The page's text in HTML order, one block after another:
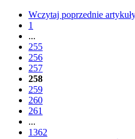
Wczytaj poprzednie
1
...
255
256
257
258
259
260
261
...
1362